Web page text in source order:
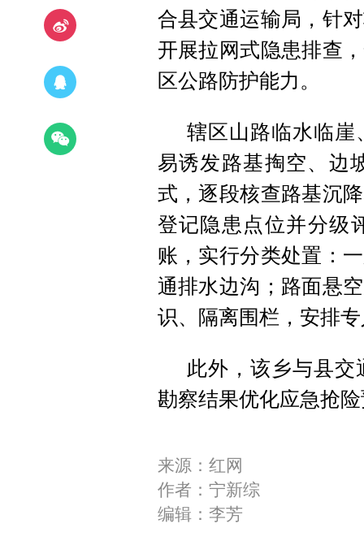
合县交通运输局，针
开展拉网式隐患排查
区公路防护能力。
辖区山路临水临崖
易诱发路基掏空、边
式，逐段核查路基沉
登记隐患点位并分级
账，实行分类处置：
通排水边沟；路面悬
识、隔离围栏，安排
此外，该乡与县
勘察结果优化应急抢
来源：红网
作者：宁新综
编辑：李芳